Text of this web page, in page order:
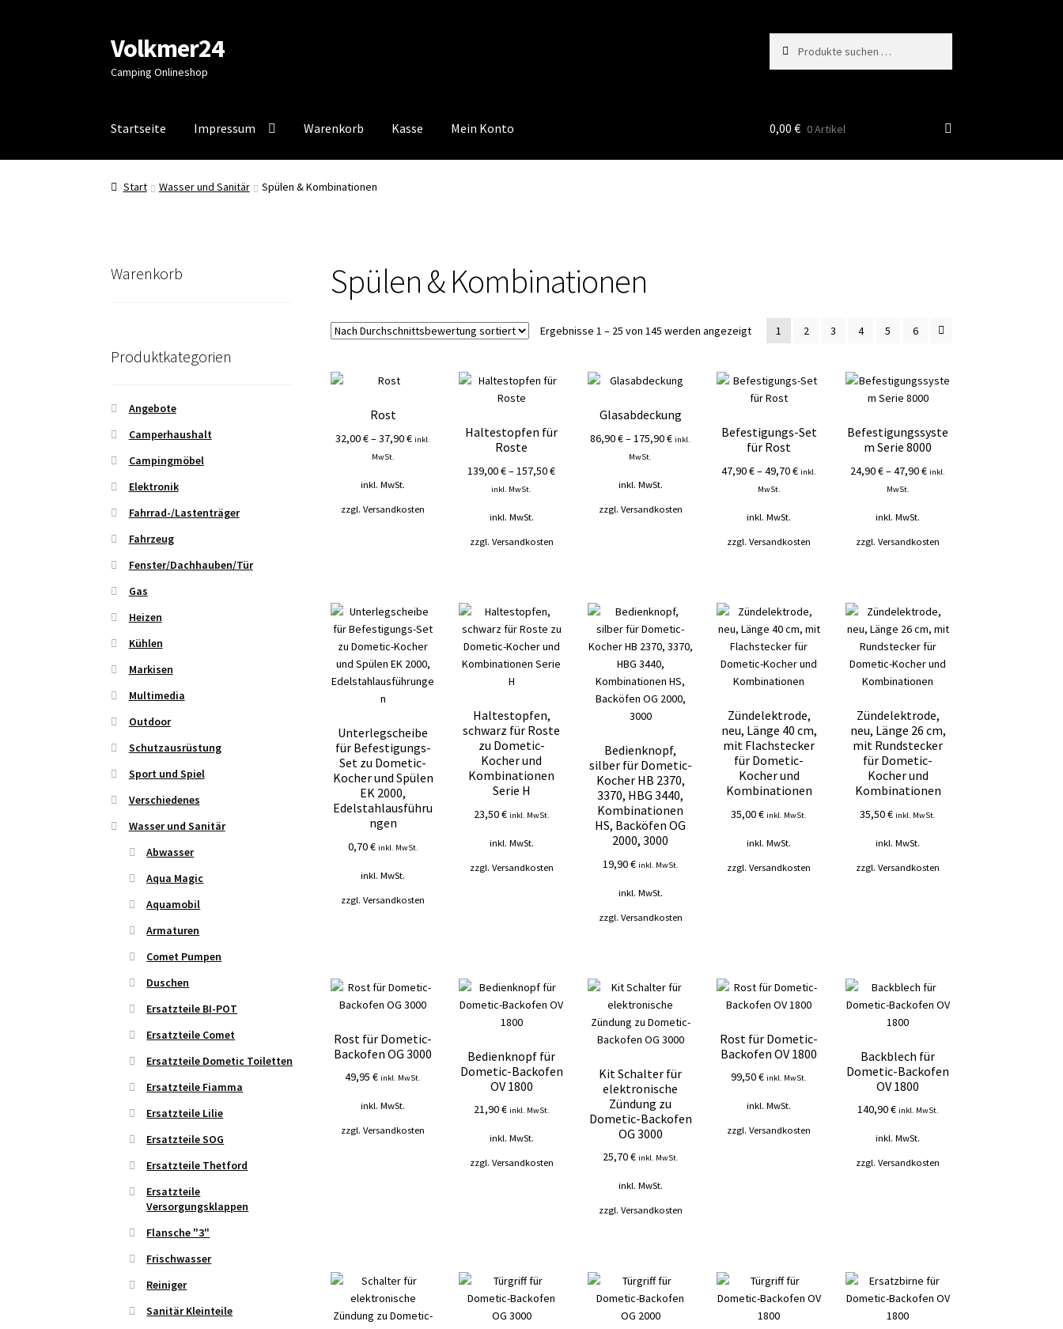
Zur
Navigation
springen
Zum
Inhalt
springen
Volkmer24
Camping Onlineshop
nach:
Startseite Impressum Warenkorb Kasse Mein Konto
Start AGB Impressum Impressum Kasse Mein Konto
0,00 € 0 Artikel
Start Wasser und Sanitär Spülen & Kombinationen
Spülen & Kombinationen
Ergebnisse 1 – 25 von 145 werden angezeigtNach
Durchschnittsbewertung
1 2 3 4 5 6
Rost
32,00€–37,90€ inkl.
MwSt.
inkl. MwSt.
zzgl.Versandkosten
Haltestopfen für
Roste
139,00€–157,50€
inkl. MwSt.
inkl. MwSt.
zzgl. Versandkosten
Glasabdeckung
86,90€–175,90€ inkl.
MwSt.
inkl. MwSt.
zzgl. Versandkosten
Befestigungs-Set
für Rost
47,90€–49,70€ inkl.
MwSt.
inkl. MwSt.
zzgl.Versandkosten
Befestigungssyste
m Serie 8000
24,90€–47,90€ inkl.
MwSt.
inkl. MwSt.
zzgl.Versandkosten
Unterlegscheibe
für Befestigungs-
Set zu Dometic-
Kocher und Spülen
EK 2000,
Edelstahlausführu
ngen
0,70€ inkl. MwSt.
inkl. MwSt.
zzgl.Versandkosten
Haltestopfen,
schwarz für Roste
zu Dometic-
Kocher und
Kombinationen
Serie H
23,50€ inkl. MwSt.
inkl. MwSt.
zzgl. Versandkosten
Bedienknopf,
silber für Dometic-
Kocher HB 2370,
3370, HBG 3440,
Kombinationen
HS, Backöfen OG
2000, 3000
19,90€ inkl. MwSt.
inkl. MwSt.
zzgl. Versandkosten
Zündelektrode,
neu, Länge 40 cm,
mit Flachstecker
für Dometic-
Kocher und
Kombinationen
35,00€ inkl. MwSt.
inkl. MwSt.
zzgl.Versandkosten
Zündelektrode,
neu, Länge 26 cm,
mit Rundstecker
für Dometic-
Kocher und
Kombinationen
35,50€ inkl. MwSt.
inkl. MwSt.
zzgl.Versandkosten
Rost für Dometic-
Backofen OG 3000
49,95€ inkl. MwSt.
inkl. MwSt.
zzgl.Versandkosten
Bedienknopf für
Dometic-Backofen
OV 1800
21,90€ inkl. MwSt.
inkl. MwSt.
zzgl. Versandkosten
Kit Schalter für
elektronische
Zündung zu
Dometic-Backofen
OG 3000
25,70€ inkl. MwSt.
inkl. MwSt.
zzgl. Versandkosten
Rost für Dometic-
Backofen OV 1800
99,50€ inkl. MwSt.
inkl. MwSt.
zzgl.Versandkosten
Backblech für
Dometic-Backofen
OV 1800
140,90€ inkl. MwSt.
inkl. MwSt.
zzgl.Versandkosten
Warenkorb
Produktkategorien
Angebote
Camperhaushalt
Campingmöbel
Elektronik
Fahrrad-/Lastenträger
Fahrzeug
Fenster/Dachhauben/Tür
Gas
Heizen
Kühlen
Markisen
Multimedia
Outdoor
Schutzausrüstung
Sport und Spiel
Verschiedenes
Wasser und Sanitär
Abwasser
Aqua Magic
Aquamobil
Armaturen
Comet Pumpen
Duschen
Ersatzteile BI-POT
Ersatzteile Comet
Ersatzteile Dometic Toiletten
Ersatzteile Fiamma
Ersatzteile Lilie
Ersatzteile SOG
Ersatzteile Thetford
Ersatzteile
Versorgungsklappen
Flansche "3"
Frischwasser
Reiniger
Sanitär Kleinteile